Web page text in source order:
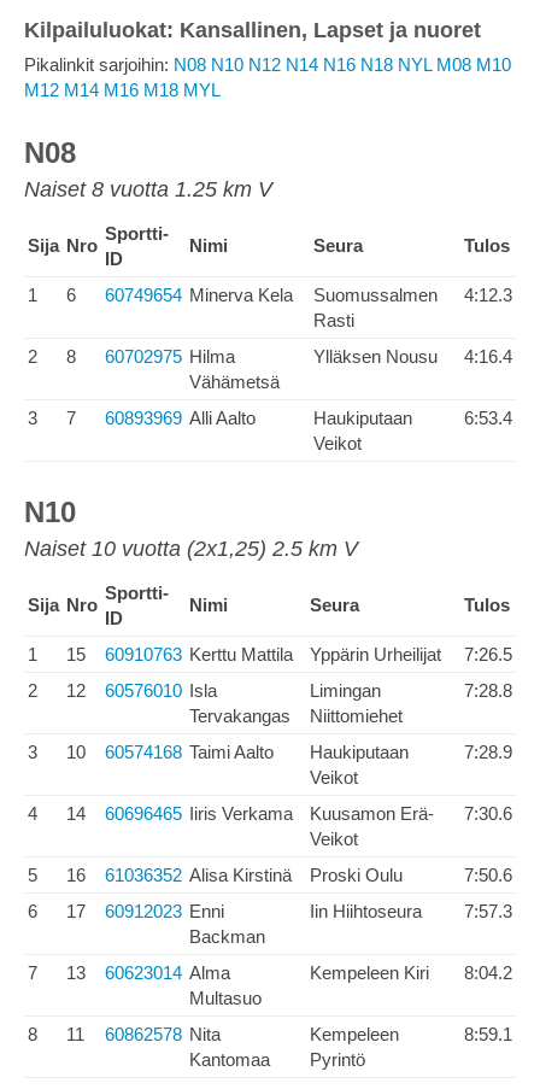
Kilpailuluokat: Kansallinen, Lapset ja nuoret
Pikalinkit sarjoihin: N08 N10 N12 N14 N16 N18 NYL M08 M10
M12 M14 M16 M18 MYL
N08
Naiset 8 vuotta 1.25 km V
Sija Nro
Sportti-
ID
Nimi Seura Tulos
1 6 60749654 Minerva Kela
Suomussalmen
Rasti
4:12.3
2 8 60702975 Hilma
Vähämetsä
Ylläksen Nousu 4:16.4
3 7 60893969 Alli Aalto
Haukiputaan
Veikot
6:53.4
N10
Naiset 10 vuotta (2x1,25) 2.5 km V
Sija Nro
Sportti-
ID
Nimi Seura Tulos
1 15 60910763 Kerttu Mattila Yppärin Urheilijat
7:26.5
2
12 60576010 Isla
Tervakangas
Limingan
Niittomiehet
7:28.8
3 10 60574168 Taimi Aalto
Haukiputaan
Veikot
7:28.9
4 14 60696465 Iiris Verkama
Kuusamon Erä-
Veikot
7:30.6
5 16 61036352 Alisa Kirstinä Proski Oulu
7:50.6
6
17 60912023 Enni
Backman
Iin Hiihtoseura 7:57.3
7 13 60623014 Alma
Multasuo
Kempeleen Kiri 8:04.2
8 11 60862578 Nita
Kantomaa
Kempeleen
Pyrintö
8:59.1